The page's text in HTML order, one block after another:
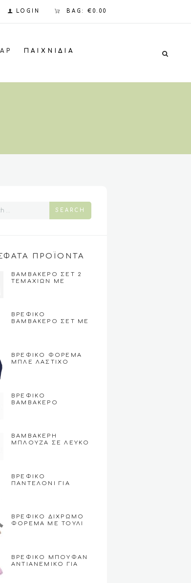
LOGIN BAG: €0.00
ΠΑΙΧΝΊΔΙΑ
SEARCH
ΠΡΟΪΟΝΤΑ
ΒΑΜΒΑΚΕΡΌ ΣΕΤ 2
ΤΕΜΑΧΊΩΝ ΜΕ
ΒΡΕΦΙΚΌ
ΒΑΜΒΑΚΕΡΌ ΣΕΤ ΜΕ
ΒΡΕΦΙΚΌ ΦΌΡΕΜΑ
ΜΠΛΕ ΛΆΣΤΙΧΟ
ΒΡΕΦΙΚΟ
ΒΑΜΒΑΚΕΡΌ
ΒΑΜΒΑΚΕΡΉ
ΜΠΛΟΎΖΑ ΣΕ ΛΕΥΚΌ
ΒΡΕΦΙΚΌ
ΠΑΝΤΕΛΌΝΙ ΓΙΑ
ΒΡΕΦΙΚΟ ΔΊΧΡΩΜΟ
ΦΌΡΕΜΑ ΜΕ ΤΟΎΛΙ
ΒΡΕΦΙΚΌ ΜΠΟΥΦΆΝ
ΑΝΤΙΑΝΕΜΙΚΌ ΓΙΑ